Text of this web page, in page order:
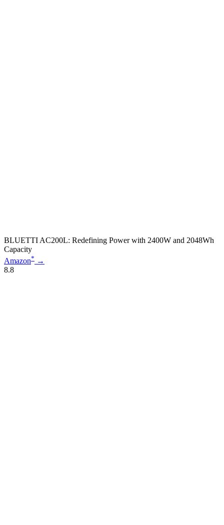
BLUETTI AC200L: Redefining Power with 2400W and 2048Wh
Capacity
Amazon* →
8.8